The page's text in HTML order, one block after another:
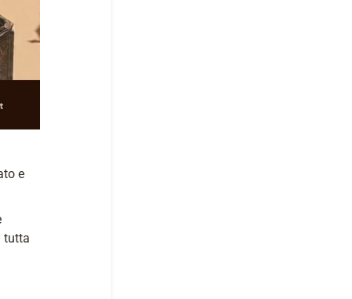
e
tutta